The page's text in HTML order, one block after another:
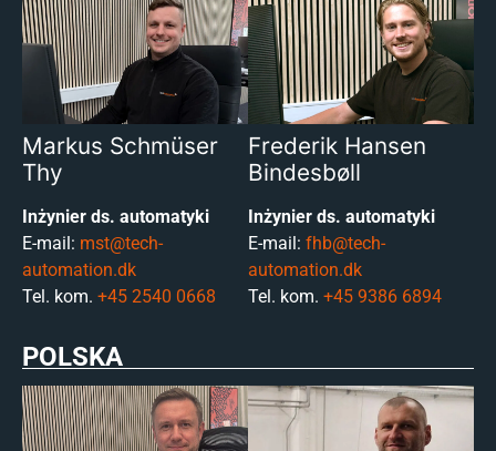
Markus Schmüser
Thy
Inżynier ds. automatyki
E-mail: mst@tech-
automation.dk
Tel. kom. +45 2540 0668
Frederik Hansen
Bindesbøll
Inżynier ds. automatyki
E-mail: fhb@tech-
automation.dk
Tel. kom. +45 9386 6894
POLSKA